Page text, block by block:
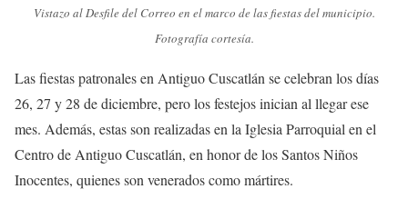
Vistazo al Desfile del Correo en el marco de las fiestas del municipio.
Fotografía cortesía.
Las fiestas patronales en Antiguo Cuscatlán se celebran los días
26, 27 y 28 de diciembre, pero los festejos inician al llegar ese
mes. Además, estas son realizadas en la Iglesia Parroquial en el
Centro de Antiguo Cuscatlán, en honor de los Santos Niños
Inocentes, quienes son venerados como mártires.